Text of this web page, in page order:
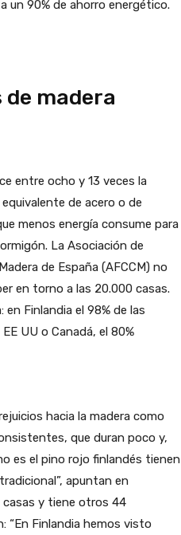
un 90% de ahorro energético.
madera
entre ocho y 13 veces la
de acero o de
menos energía consume para
La Asociación de
de España (AFCCM) no
en torno a las 20.000 casas.
Finlandia el 98% de las
UU o Canadá, el 80%
hacia la madera como
que duran poco y,
es el pino rojo finlandés tienen
apuntan en
casas y tiene otros 44
“En Finlandia hemos visto